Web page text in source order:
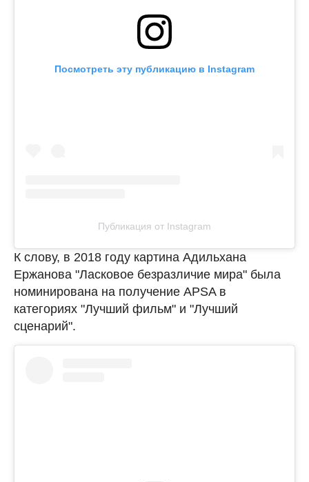
Посмотреть эту публикацию в Instagram
Публикация от Instagram
К слову, в 2018 году картина Адильхана
Ержанова "Ласковое безразличие мира" была
номинирована на получение APSA в
категориях "Лучший фильм" и "Лучший
сценарий".